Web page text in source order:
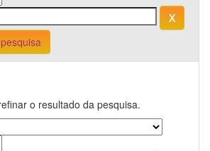
o resultado da pesquisa.